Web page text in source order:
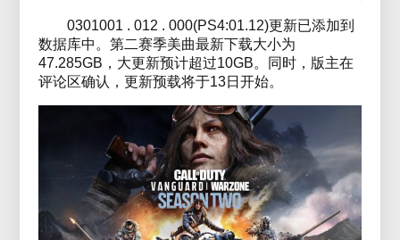
0301001 . 012 . 000(PS4:01.12)更新已添加到
数据库中。第二赛季美曲最新下载大小为
47.285GB，大更新预计超过10GB。同时，版主在
评论区确认，更新预载将于13日开始。